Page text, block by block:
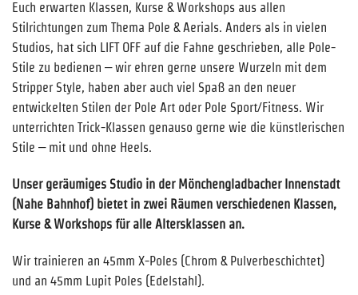
Euch erwarten Klassen, Kurse & Workshops aus allen
Stilrichtungen zum Thema Pole & Aerials. Anders als in vielen
Studios, hat sich LIFT OFF auf die Fahne geschrieben, alle Pole-
Stile zu bedienen – wir ehren gerne unsere Wurzeln mit dem
Stripper Style, haben aber auch viel Spaß an den neuer
entwickelten Stilen der Pole Art oder Pole Sport/Fitness. Wir
unterrichten Trick-Klassen genauso gerne wie die künstlerischen
Stile – mit und ohne Heels.
Unser geräumiges Studio in der Mönchengladbacher Innenstadt
(Nahe Bahnhof) bietet in zwei Räumen verschiedenen Klassen,
Kurse & Workshops für alle Altersklassen an.
Wir trainieren an 45mm X-Poles (Chrom & Pulverbeschichtet)
und an 45mm Lupit Poles (Edelstahl).